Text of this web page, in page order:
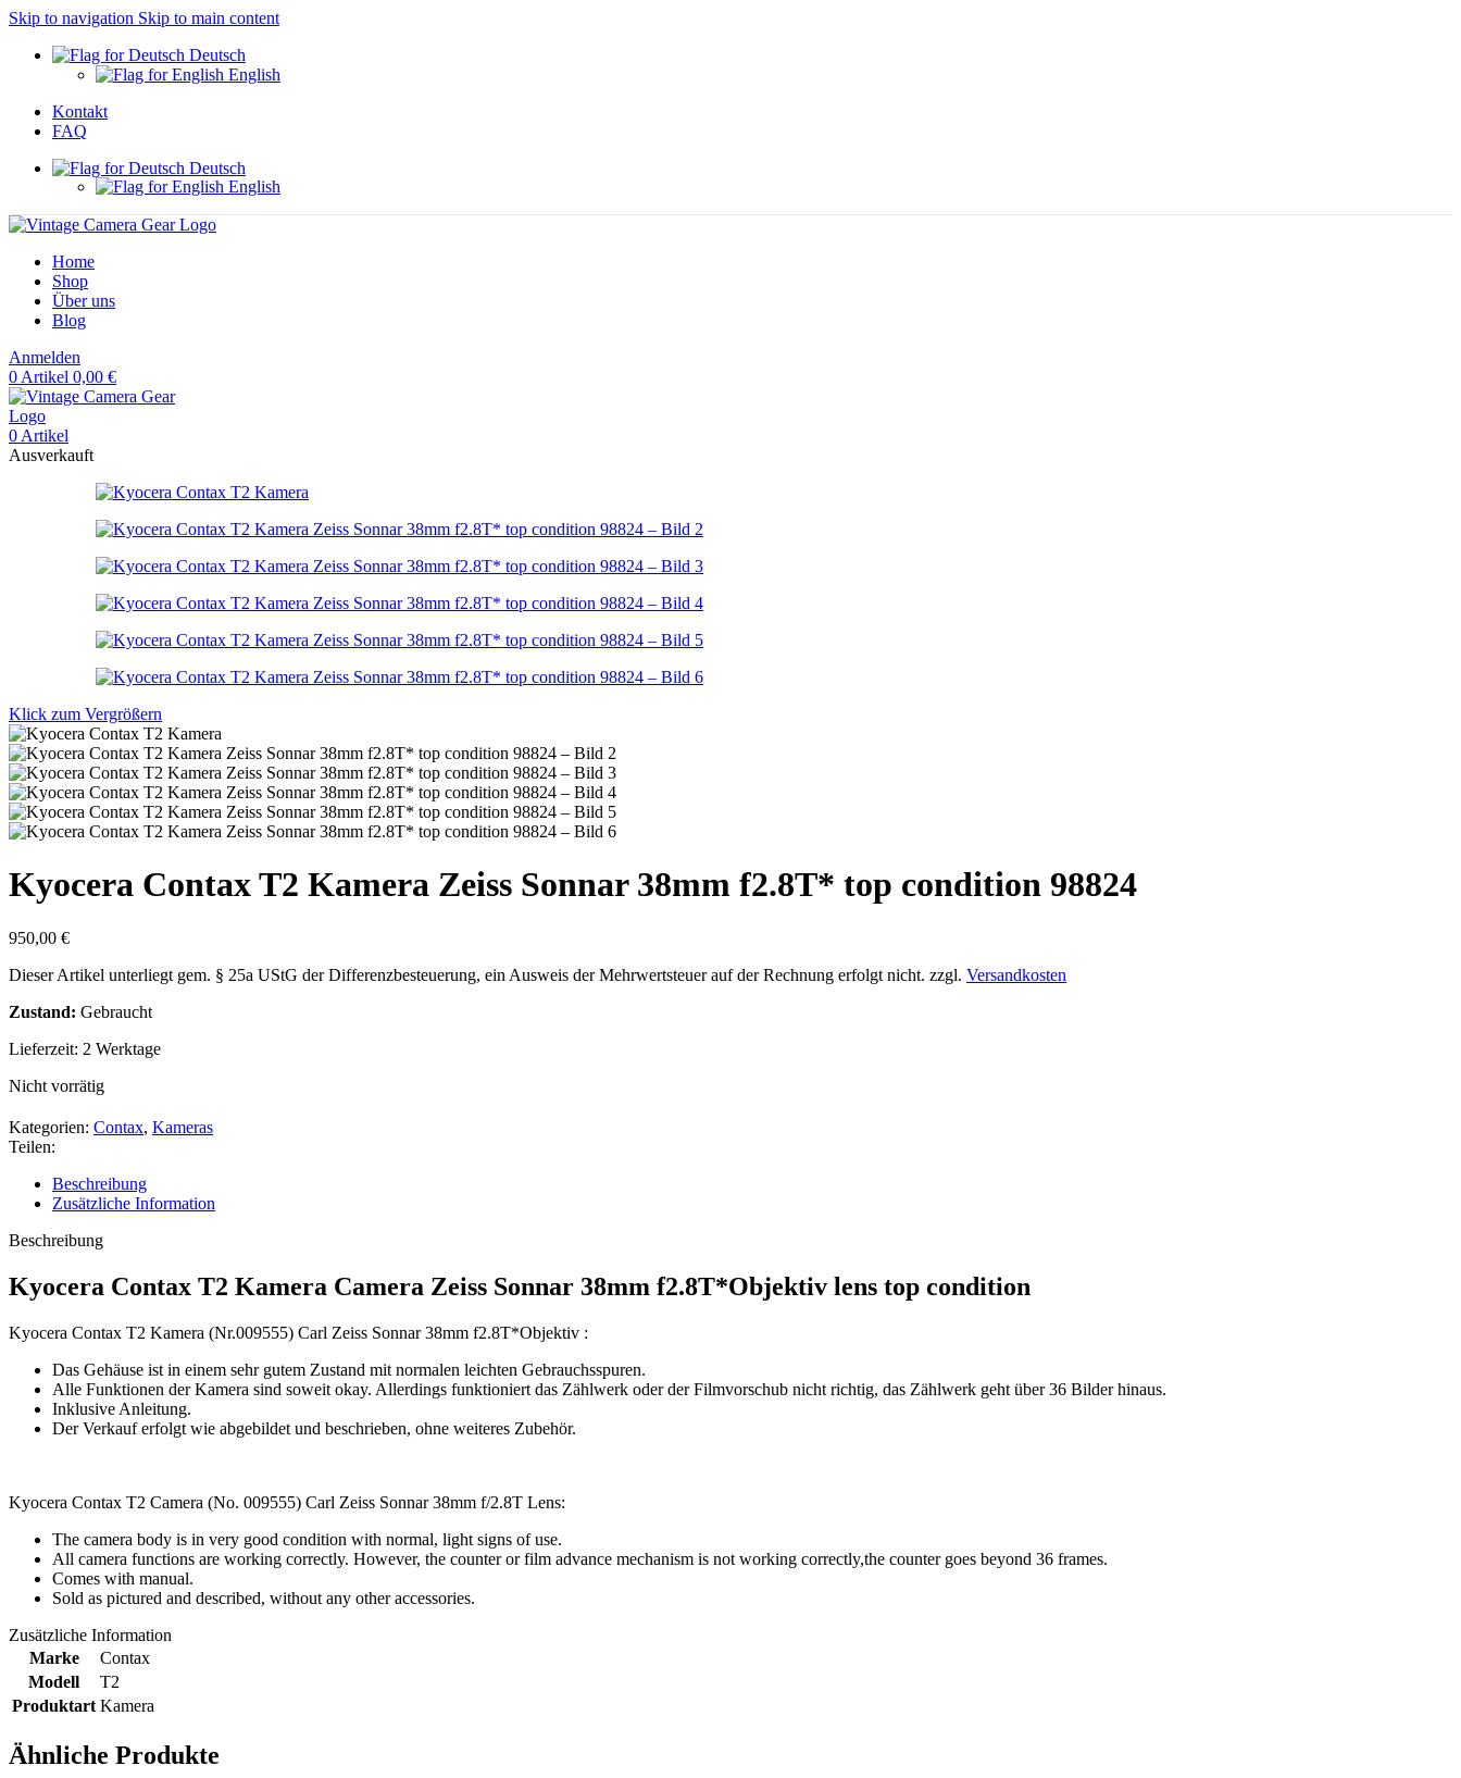
Skip to navigation Skip to main content
Deutsch
English
Kontakt
FAQ
Deutsch
English
Home
Shop
Über uns
Blog
Anmelden
0 Artikel 0,00 €
0 Artikel
Ausverkauft
Klick zum Vergrößern
Kyocera Contax T2 Kamera Zeiss Sonnar 38mm f2.8T* top condition 98824
950,00 €
Dieser Artikel unterliegt gem. § 25a UStG der Differenzbesteuerung, ein Ausweis der Mehrwertsteuer auf der Rechnung erfolgt nicht. zzgl. Versandkosten
Zustand: Gebraucht
Lieferzeit: 2 Werktage
Nicht vorrätig
Kategorien: Contax, Kameras
Teilen:
Beschreibung
Zusätzliche Information
Beschreibung
Kyocera Contax T2 Kamera Camera Zeiss Sonnar 38mm f2.8T*Objektiv lens top condition
Kyocera Contax T2 Kamera (Nr.009555) Carl Zeiss Sonnar 38mm f2.8T*Objektiv :
Das Gehäuse ist in einem sehr gutem Zustand mit normalen leichten Gebrauchsspuren.
Alle Funktionen der Kamera sind soweit okay. Allerdings funktioniert das Zählwerk oder der Filmvorschub nicht richtig, das Zählwerk geht über 36 Bilder hinaus.
Inklusive Anleitung.
Der Verkauf erfolgt wie abgebildet und beschrieben, ohne weiteres Zubehör.
Kyocera Contax T2 Camera (No. 009555) Carl Zeiss Sonnar 38mm f/2.8T Lens:
The camera body is in very good condition with normal, light signs of use.
All camera functions are working correctly. However, the counter or film advance mechanism is not working correctly,the counter goes beyond 36 frames.
Comes with manual.
Sold as pictured and described, without any other accessories.
Zusätzliche Information
Marke
Contax
Modell
T2
Produktart Kamera
Ähnliche Produkte